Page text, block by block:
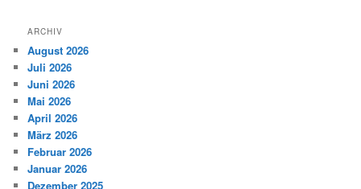
ARCHIV
August 2026
Juli 2026
Juni 2026
Mai 2026
April 2026
März 2026
Februar 2026
Januar 2026
Dezember 2025